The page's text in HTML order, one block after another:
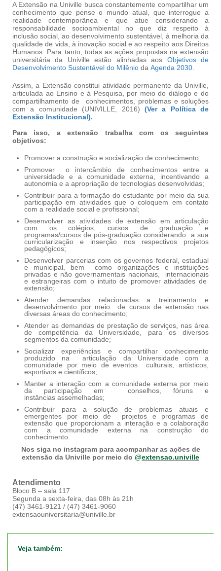
A Extensão na Univille busca constantemente compartilhar um
conhecimento que pense o mundo atual, que interrogue a
realidade contemporânea e que atue considerando a
responsabilidade socioambiental no que diz respeito à
inclusão social, ao desenvolvimento sustentável, à melhoria da
qualidade de vida, à inovação social e ao respeito aos Direitos
Humanos. Para tanto, todas as ações propostas na extensão
universitária da Univille estão alinhadas aos Objetivos de
Desenvolvimento Sustentável do Milênio da Agenda 2030.
Assim, a Extensão constitui atividade permanente da Univille,
articulada ao Ensino e à Pesquisa, por meio do diálogo e do
compartilhamento de conhecimentos, problemas e soluções
com a comunidade (UNIVILLE, 2016)
(Ver a Política de
Extensão Institucional).
Para isso, a extensão trabalha com os seguintes
objetivos:
Promover a construção e socialização de conhecimento;
Promover o intercâmbio de conhecimentos entre a
universidade e a comunidade externa, incentivando a
autonomia e a apropriação de tecnologias desenvolvidas;
Contribuir para a formação do estudante por meio da sua
participação em atividades que o coloquem em contato
com a realidade social e profissional;
Desenvolver as atividades de extensão em articulação
com os colégios, cursos de graduação e
programas/cursos de pós-graduação considerando a sua
curricularização e inserção nos respectivos projetos
pedagógicos;
Desenvolver parcerias com os governos federal, estadual
e municipal, bem como organizações e instituições
privadas e não governamentais nacionais, internacionais
e estrangeiras com o intuito de promover atividades de
extensão;
Atender demandas relacionadas a treinamento e
desenvolvimento por meio de cursos de extensão nas
diversas áreas do conhecimento;
Atender as demandas de prestação de serviços, nas área
de competência da Universidade, para os diversos
segmentos da comunidade;
Socializar experiências e compartilhar conhecimento
produzido na articulação da Universidade com a
comunidade por meio de eventos culturais, artísticos,
esportivos e científicos;
Manter a interação com a comunidade externa por meio
da participação em conselhos, fóruns e
instâncias assemelhadas;
Contribuir para a solução de problemas atuais e
emergentes por meio de projetos e programas de
extensão que proporcionam a interação e a colaboração
com a comunidade externa na construção do
conhecimento.
Nos siga no instagram para acompanhar as ações de
extensão da Univille por meio do @extensao.univille
Atendimento
Bloco B – sala 117
Segunda a sexta-feira, das 08h às 21h
(47) 3461-9121 / (47) 3461-9060
extensaouniversitaria@univille.br
Veja também: